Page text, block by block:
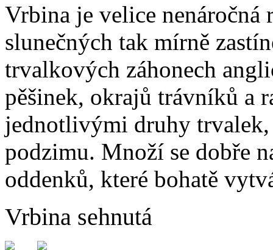
Vrbina je velice
slunečných tak mírně
trvalkových záhonech
pěšinek, okrajů trávníků a
jednotlivými druhy
podzimu. Množí se dobře
oddenků, které bohatě
Vrbina sehnutá